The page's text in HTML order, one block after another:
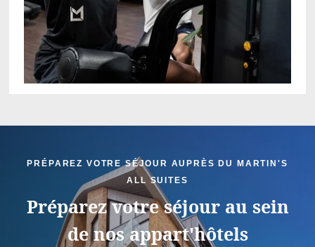
PRÉPAREZ VOTRE SÉJOUR AUPRÈS DU MARTIN'S
ALL SUITES
Préparez votre séjour au sein
de nos appart'hôtels